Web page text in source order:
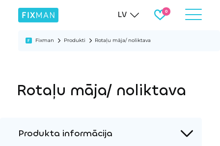
LV
Fixman Produkti Rotaļu māja/ noliktava
Rotaļu māja/ noliktava
Produkta informācija